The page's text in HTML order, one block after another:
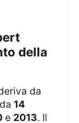
della
da
14
e 2013. Il